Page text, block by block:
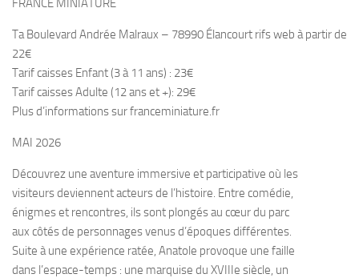
FRANCE MINIATURE
Ta Boulevard Andrée Malraux – 78990 Élancourt rifs web à partir de
22€
Tarif caisses Enfant (3 à 11 ans) : 23€
Tarif caisses Adulte (12 ans et +): 29€
Plus d’informations sur franceminiature.fr
MAI 2026
Découvrez une aventure immersive et participative où les
visiteurs deviennent acteurs de l’histoire. Entre comédie,
énigmes et rencontres, ils sont plongés au cœur du parc
aux côtés de personnages venus d’époques différentes.
Suite à une expérience ratée, Anatole provoque une faille
dans l’espace-temps : une marquise du XVIIIe siècle, un